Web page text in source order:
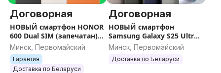
Договорная
НОВЫЙ смартфон HONOR
600 Dual SIM (запечатан) /
Гарантия / Все цвета /
Память
Минск, Первомайский
Гарантия
Доставка по Беларуси
Договорная
НОВЫЙ смартфон
Samsung Galaxy S25 Ultra
(запечатан) Sim+E-sim /
Гарантия / Все цвета /
Память
Минск, Первомайский
Доставка по Беларуси